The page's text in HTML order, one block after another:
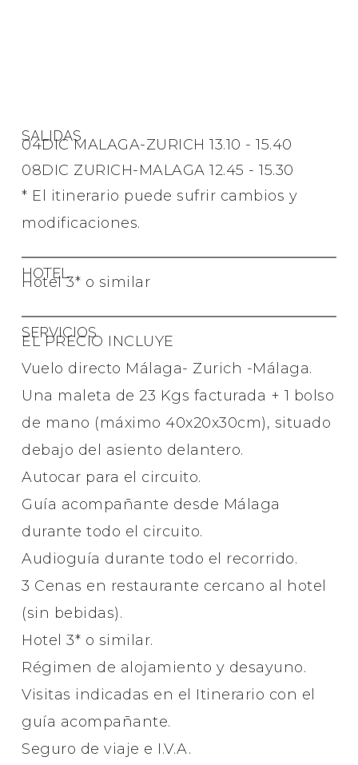
SALIDAS
04DIC MALAGA-ZURICH 13.10 - 15.40
08DIC ZURICH-MALAGA 12.45 - 15.30
* El itinerario puede sufrir cambios y
modificaciones.
HOTEL
Hotel 3* o similar
SERVICIOS
EL PRECIO INCLUYE
Vuelo directo Málaga- Zurich -Málaga.
Una maleta de 23 Kgs facturada + 1 bolso
de mano (máximo 40x20x30cm), situado
debajo del asiento delantero.
Autocar para el circuito.
Guía acompañante desde Málaga
durante todo el circuito.
Audioguía durante todo el recorrido.
3 Cenas en restaurante cercano al hotel
(sin bebidas).
Hotel 3* o similar.
Régimen de alojamiento y desayuno.
Visitas indicadas en el Itinerario con el
guía acompañante.
Seguro de viaje e I.V.A.